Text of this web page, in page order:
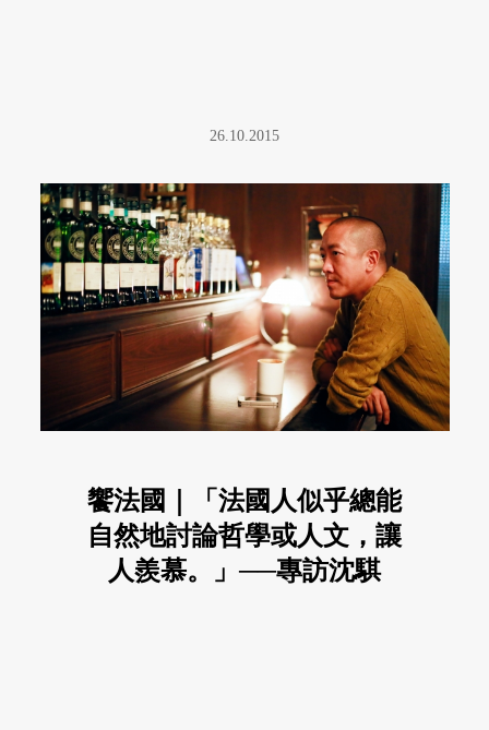
26.10.2015
饗法國｜「法國人似乎總能
自然地討論哲學或人文，讓
人羨慕。」──專訪沈騏